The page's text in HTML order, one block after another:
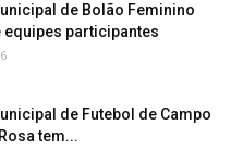
de Bolão Feminino
participantes
de Futebol de Campo
tem...